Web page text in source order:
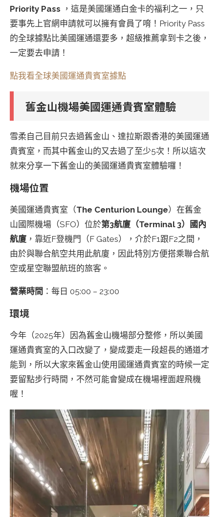
Priority Pass ，這是美國運通白金卡的福利之一，只
要事先上官網申請就可以擁有會員了唷！Priority Pass
的全球據點比美國運通還要多，超級推薦拿到卡之後，
一定要去申請！
點我看全球美國運通貴賓室據點
舊金山機場美國運通貴賓室體驗
雪柔自己目前只去過舊金山、達拉斯跟香港的美國運通
貴賓室，而其中舊金山的又去過了至少5次！所以這次
就來分享一下舊金山的美國運通貴賓室體驗囉！
機場位置
美國運通貴賓室（The Centurion Lounge）在舊金
山國際機場（SFO）位於第3航廈（Terminal 3）國內
航廈 ，靠近F登機門（F Gates），介於F1跟F2之間，
由於與聯合航空共用此航廈，因此特別方便搭乘聯合航
空或星空聯盟航班的旅客。
營業時間 ：每日 05:00 – 23:00
環境
今年（2025年）因為舊金山機場部分整修，所以美國
運通貴賓室的入口改變了，變成要走一段超長的通道才
能到，所以大家來舊金山使用國運通貴賓室的時候一定
要留點步行時間，不然可能會變成在機場裡面趕飛機
喔！